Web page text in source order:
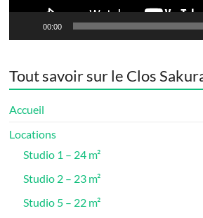
00:00
Tout savoir sur le Clos
Accueil
Locations
Studio 1 – 24 m²
Studio 2 – 23 m²
Studio 5 – 22 m²